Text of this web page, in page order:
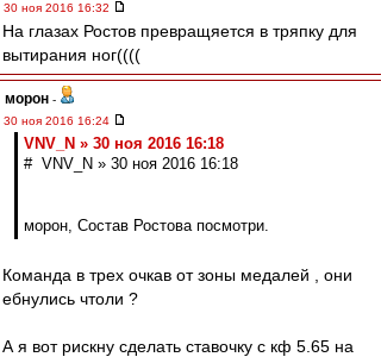
30 ноя 2016 16:32
На глазах Ростов превращяется в тряпку для
вытирания ног((((
морон -
30 ноя 2016 16:24
VNV_N » 30 ноя 2016 16:18
# VNV_N » 30 ноя 2016 16:18
морон, Состав Ростова посмотри.
Команда в трех очкав от зоны медалей , они
ебнулись чтоли ?
А я вот рискну сделать ставочку с кф 5.65 на